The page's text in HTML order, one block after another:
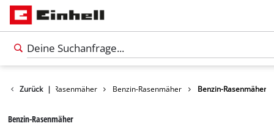
Zurück |
Garten Rasenmäher Benzin-Rasenmäher Benzin-Rasenmäher
Benzin-Rasenmäher